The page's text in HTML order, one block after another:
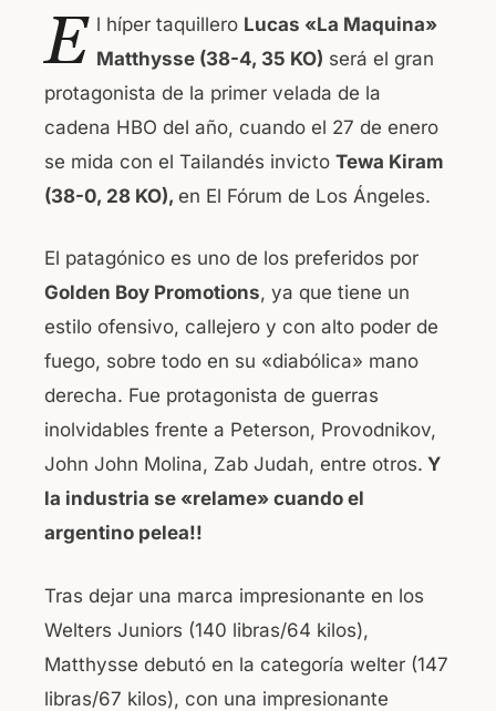
c
e
b
o
o
k
at
s
A
p
p
E l híper taquillero Lucas «La Maquina»
Matthysse (38-4, 35 KO) será el gran
protagonista de la primer velada de la
cadena HBO del año, cuando el 27 de enero
se mida con el Tailandés invicto Tewa Kiram
(38-0, 28 KO), en El Fórum de Los Ángeles.
El patagónico es uno de los preferidos por
Golden Boy Promotions, ya que tiene un
estilo ofensivo, callejero y con alto poder de
fuego, sobre todo en su «diabólica» mano
derecha. Fue protagonista de guerras
inolvidables frente a Peterson, Provodnikov,
John John Molina, Zab Judah, entre otros. Y
la industria se «relame» cuando el
argentino pelea!!
Tras dejar una marca impresionante en los
Welters Juniors (140 libras/64 kilos),
Matthysse debutó en la categoría welter (147
libras/67 kilos), con una impresionante